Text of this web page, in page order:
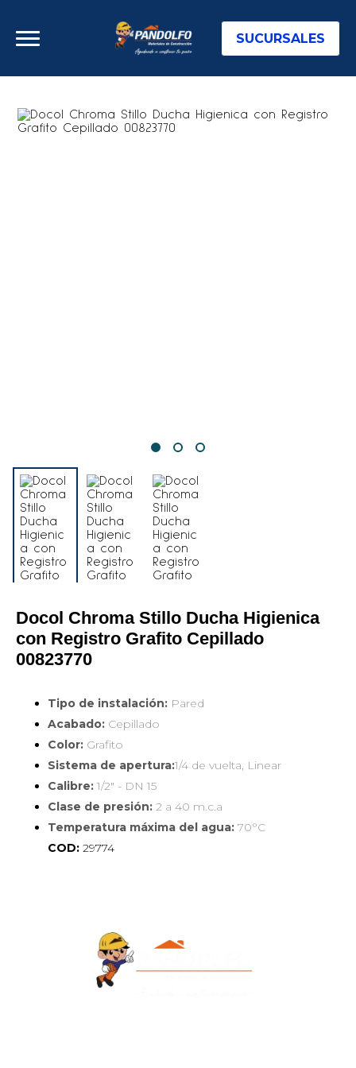
SUCURSALES
Docol Chroma Stillo Ducha Higienica
con Registro Grafito Cepillado
00823770
Tipo de instalación: Pared
Acabado: Cepillado
Color: Grafito
Sistema de apertura:1/4 de vuelta, Linear
Calibre: 1/2" - DN 15
Clase de presión: 2 a 40 m.c.a
Temperatura máxima del agua: 70°C
COD: 29774